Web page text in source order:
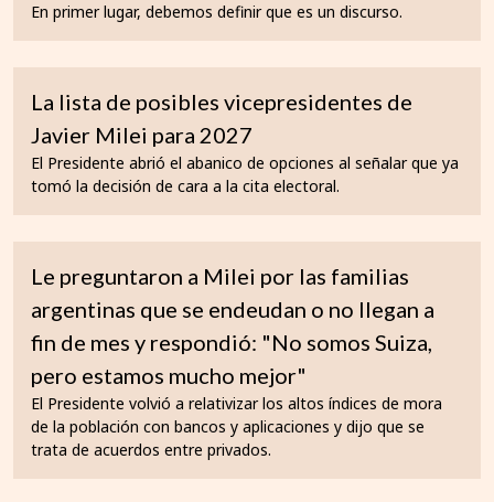
En primer lugar, debemos definir que es un discurso.
La lista de posibles vicepresidentes de
Javier Milei para 2027
El Presidente abrió el abanico de opciones al señalar que ya
tomó la decisión de cara a la cita electoral.
Le preguntaron a Milei por las familias
argentinas que se endeudan o no llegan a
fin de mes y respondió: "No somos Suiza,
pero estamos mucho mejor"
El Presidente volvió a relativizar los altos índices de mora
de la población con bancos y aplicaciones y dijo que se
trata de acuerdos entre privados.